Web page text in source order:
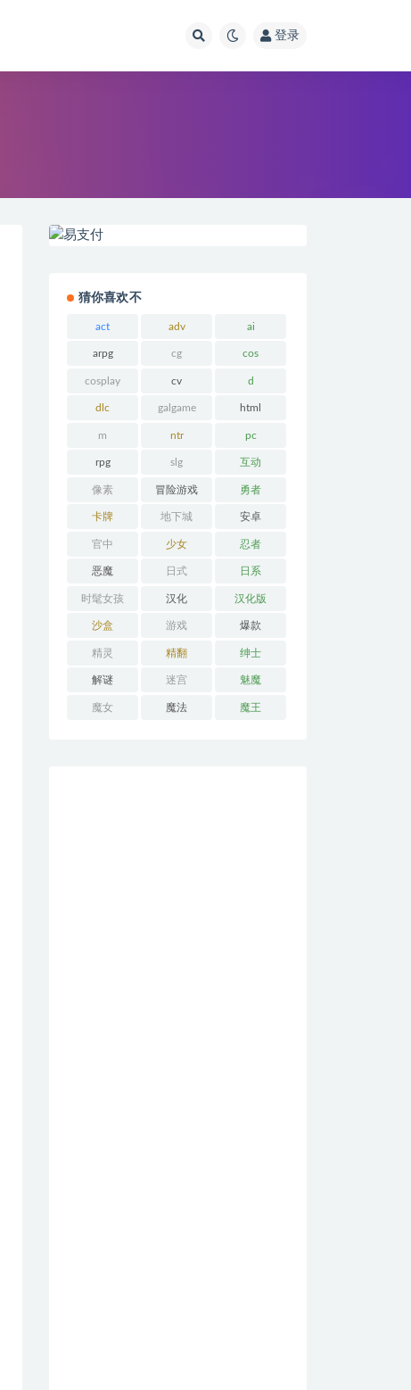
登录
猜你喜欢不
act adv ai
arpg cg cos
cosplay cv d
dlc galgame html
m ntr pc
rpg slg 互动
像素 冒险游戏 勇者
卡牌 地下城 安卓
官中 少女 忍者
恶魔 日式 日系
时髦女孩 汉化 汉化版
沙盒 游戏 爆款
精灵 精翻 绅士
解谜 迷宫 魅魔
魔女 魔法 魔王